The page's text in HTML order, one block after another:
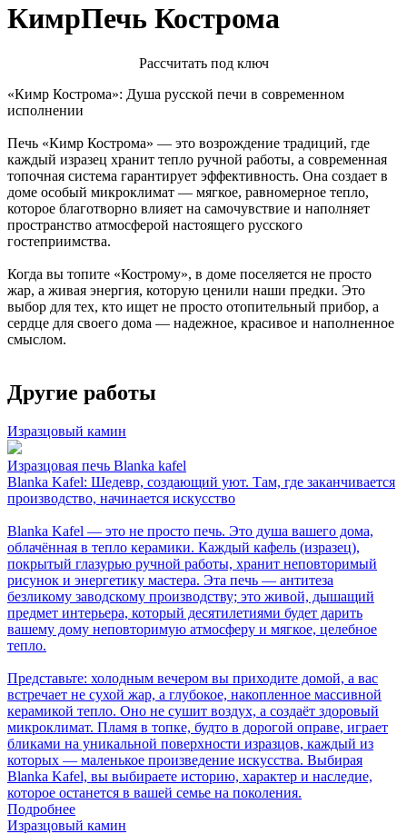
КимрПечь Кострома
Расcчитать под ключ
«Кимр Кострома»: Душа русской печи в современном
исполнении
Печь «Кимр Кострома» — это возрождение традиций, где
каждый изразец хранит тепло ручной работы, а современная
топочная система гарантирует эффективность. Она создает в
доме особый микроклимат — мягкое, равномерное тепло,
которое благотворно влияет на самочувствие и наполняет
пространство атмосферой настоящего русского
гостеприимства.
Когда вы топите «Кострому», в доме поселяется не просто
жар, а живая энергия, которую ценили наши предки. Это
выбор для тех, кто ищет не просто отопительный прибор, а
сердце для своего дома — надежное, красивое и наполненное
смыслом.
Другие работы
Изразцовый камин
Изразцовая печь Blanka kafel
Blanka Kafel: Шедевр, создающий уют. Там, где заканчивается
производство, начинается искусство
Blanka Kafel — это не просто печь. Это душа вашего дома,
облачённая в тепло керамики. Каждый кафель (изразец),
покрытый глазурью ручной работы, хранит неповторимый
рисунок и энергетику мастера. Эта печь — антитеза
безликому заводскому производству; это живой, дышащий
предмет интерьера, который десятилетиями будет дарить
вашему дому неповторимую атмосферу и мягкое, целебное
тепло.
Представьте: холодным вечером вы приходите домой, а вас
встречает не сухой жар, а глубокое, накопленное массивной
керамикой тепло. Оно не сушит воздух, а создаёт здоровый
микроклимат. Пламя в топке, будто в дорогой оправе, играет
бликами на уникальной поверхности изразцов, каждый из
которых — маленькое произведение искусства. Выбирая
Blanka Kafel, вы выбираете историю, характер и наследие,
которое останется в вашей семье на поколения.
Подробнее
Изразцовый камин